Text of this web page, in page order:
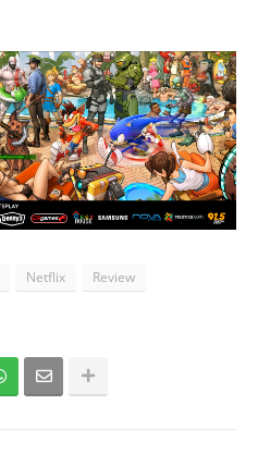
Netflix
Review